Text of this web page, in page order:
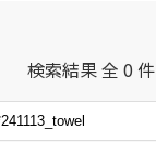
検索結果 全 0 件